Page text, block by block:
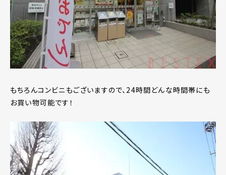
もちろんコンビニもございますので、24時間どんな時間帯にも
お買い物可能です！